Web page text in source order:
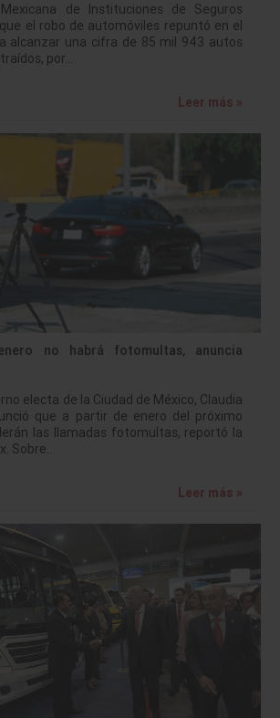
de Instituciones de Seguros
el robo de automóviles repuntó en el
alcanzar una cifra de 85 mil 943 autos
por…
Leer más »
no habrá fotomultas, anuncia
electa de la Ciudad de México, Claudia
que a partir de enero del próximo
las llamadas fotomultas, reportó la
Sobre…
Leer más »